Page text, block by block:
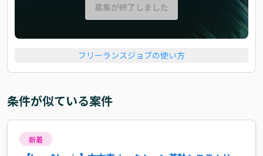
募集が終了しました
フリーランスジョブの使い方
条件が似ている案件
新着